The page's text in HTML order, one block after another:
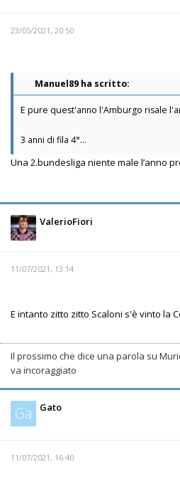
23/05/2021, 20:50
Manuel89 ha scritto:
E pure quest'anno l'Amburgo risale
3 anni di fila 4°...
Una 2.bundesliga niente male l’anno
ValerioFiori
11/07/2021, 13:14
E intanto zitto zitto Scaloni s'è vinto la
Il prossimo che dice una parola su
va incoraggiato
Ga Gato
11/07/2021, 16:40